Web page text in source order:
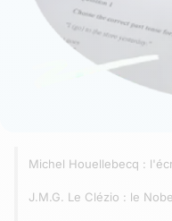
Michel Houellebecq :
J.M.G. Le Clézio : le